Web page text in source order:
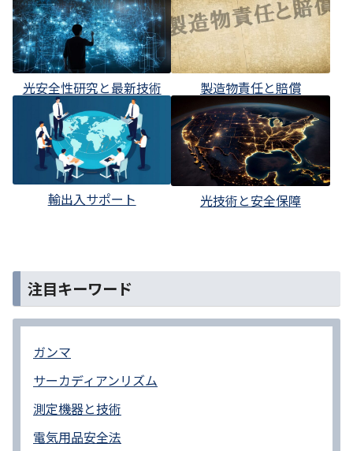
光安全性研究と最新技術 製造物責任と賠償
輸出入サポート 光技術と安全保障
注目キーワード
ガンマ
サーカディアンリズム
測定機器と技術
電気用品安全法